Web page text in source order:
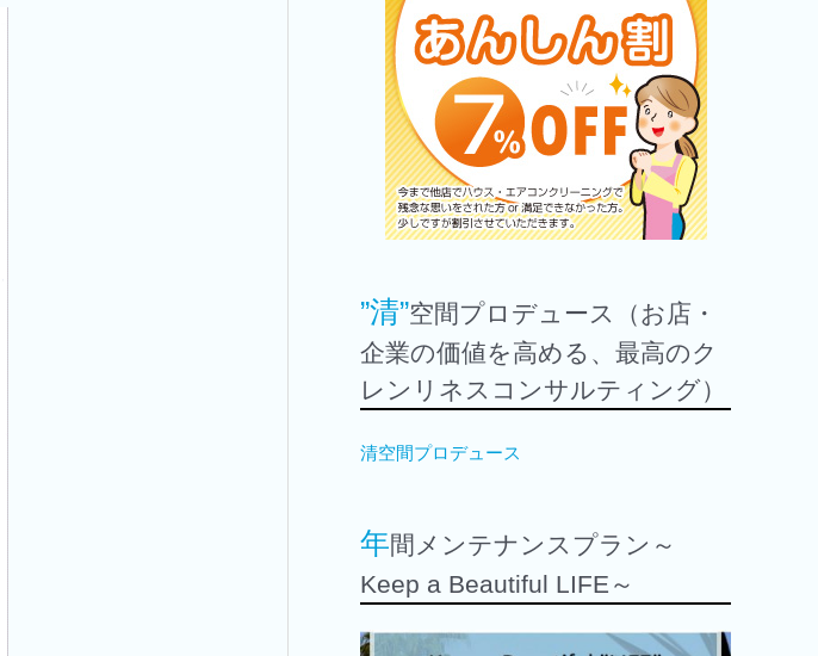
”清”空間プロデュース（お店・
企業の価値を高める、最高のク
レンリネスコンサルティング）
清空間プロデュース
年間メンテナンスプラン～
Keep a Beautiful LIFE～